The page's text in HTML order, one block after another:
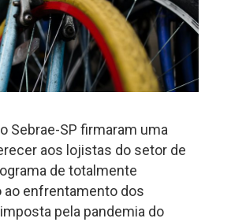
Sebrae-SP firmaram uma
aos lojistas do setor de
de totalmente
ao enfrentamento dos
pela pandemia do